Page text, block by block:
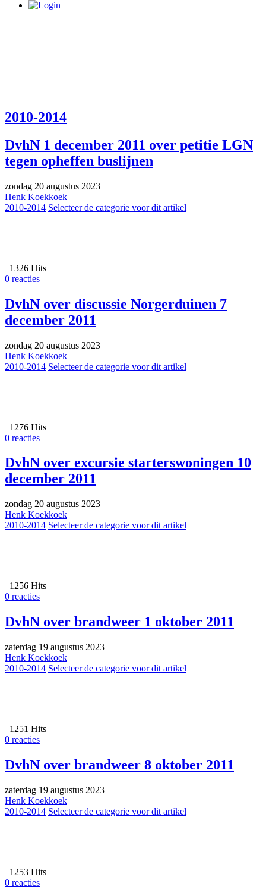
2010-2014
DvhN 1 december 2011 over petitie LGN
tegen opheffen buslijnen
zondag 20 augustus 2023
Henk Koekkoek
2010-2014 Selecteer de categorie voor dit artikel
1326 Hits
0 reacties
DvhN over discussie Norgerduinen 7
december 2011
zondag 20 augustus 2023
Henk Koekkoek
2010-2014 Selecteer de categorie voor dit artikel
1276 Hits
0 reacties
DvhN over excursie starterswoningen 10
december 2011
zondag 20 augustus 2023
Henk Koekkoek
2010-2014 Selecteer de categorie voor dit artikel
1256 Hits
0 reacties
DvhN over brandweer 1 oktober 2011
zaterdag 19 augustus 2023
Henk Koekkoek
2010-2014 Selecteer de categorie voor dit artikel
1251 Hits
0 reacties
DvhN over brandweer 8 oktober 2011
zaterdag 19 augustus 2023
Henk Koekkoek
2010-2014 Selecteer de categorie voor dit artikel
1253 Hits
0 reacties